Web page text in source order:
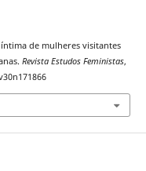
íntima de mulheres visitantes
Revista Estudos Feministas,